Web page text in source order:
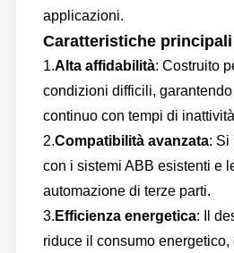
applicazioni.
Caratteristiche principali
1.Alta affidabilità: Costruito
condizioni difficili,
continuo con tempi di
2.Compatibilità avanzata: Si
con i sistemi ABB esistenti e
automazione di terze parti.
3. Efficienza energetica: Il
riduce il consumo energetico,